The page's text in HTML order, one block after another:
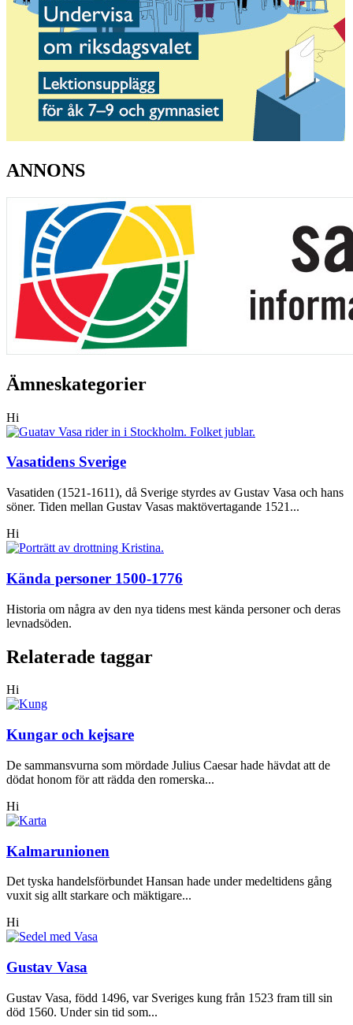
ANNONS
Ämneskategorier
Hi
Vasatidens Sverige
Vasatiden (1521-1611), då Sverige styrdes av Gustav Vasa och hans
söner. Tiden mellan Gustav Vasas maktövertagande 1521...
Hi
Kända personer 1500-1776
Historia om några av den nya tidens mest kända personer och deras
levnadsöden.
Relaterade taggar
Hi
Kungar och kejsare
De sammansvurna som mördade Julius Caesar hade hävdat att de
dödat honom för att rädda den romerska...
Hi
Kalmarunionen
Det tyska handelsförbundet Hansan hade under medeltidens gång
vuxit sig allt starkare och mäktigare...
Hi
Gustav Vasa
Gustav Vasa, född 1496, var Sveriges kung från 1523 fram till sin
död 1560. Under sin tid som...